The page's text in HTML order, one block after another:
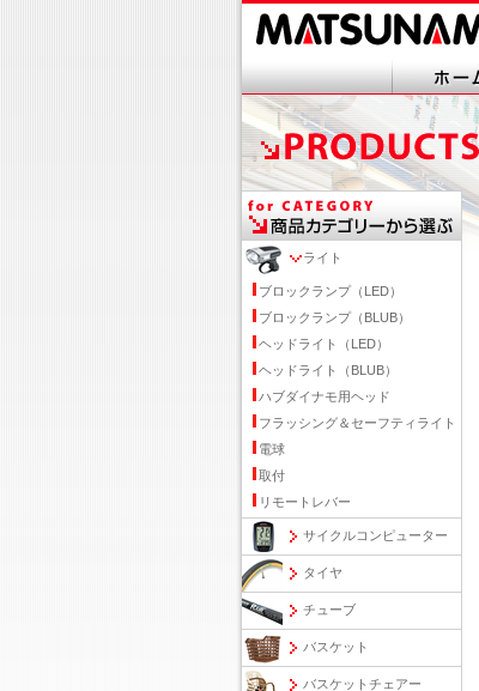
ライト
ブロックランプ（LED）
ブロックランプ（BLUB）
ヘッドライト（LED）
ヘッドライト（BLUB）
ハブダイナモ用ヘッド
フラッシング＆セーフティライト
電球
取付
リモートレバー
サイクルコンピューター
タイヤ
チューブ
バスケット
バスケットチェアー